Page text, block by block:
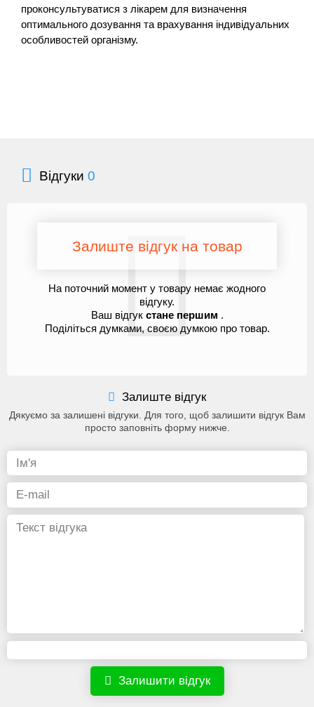
проконсультуватися з лікарем для визначення
оптимального дозування та врахування індивідуальних
особливостей організму.
Відгуки 0
Залиште відгук на товар
На поточний момент у товару немає жодного
відгуку.
Ваш відгук стане першим .
Поділіться думками, своєю думкою про товар.
Залиште відгук
Дякуємо за залишені відгуки. Для того, щоб залишити відгук Вам
просто заповніть форму нижче.
Залишити відгук